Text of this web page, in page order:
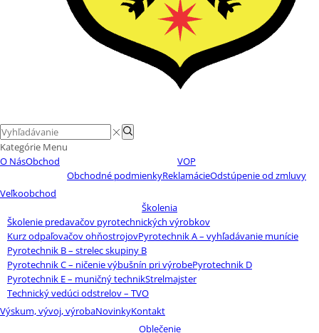
Search
input
Search
Kategórie Menu
O NásObchod
VOP
Obchodné podmienkyReklamácieOdstúpenie od zmluvy
Veľkoobchod
Školenia
Školenie predavačov pyrotechnických výrobkov
Kurz odpaľovačov ohňostrojovPyrotechnik A – vyhľadávanie munície
Pyrotechnik B – strelec skupiny B
Pyrotechnik C – ničenie výbušnín pri výrobePyrotechnik D
Pyrotechnik E – muničný technikStrelmajster
Technický vedúci odstrelov – TVO
Výskum, vývoj, výrobaNovinkyKontakt
Oblečenie